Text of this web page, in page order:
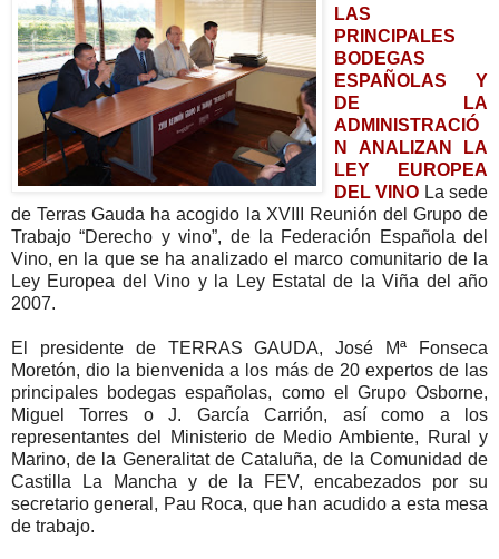
LAS
PRINCIPALES
BODEGAS
ESPAÑOLAS Y
DE LA
ADMINISTRACIÓ
N ANALIZAN LA
LEY EUROPEA
DEL VINO La sede
de Terras Gauda ha acogido la XVIII Reunión del Grupo de
Trabajo “Derecho y vino”, de la Federación Española del
Vino, en la que se ha analizado el marco comunitario de la
Ley Europea del Vino y la Ley Estatal de la Viña del año
2007.
El presidente de TERRAS GAUDA, José Mª Fonseca
Moretón, dio la bienvenida a los más de 20 expertos de las
principales bodegas españolas, como el Grupo Osborne,
Miguel Torres o J. García Carrión, así como a los
representantes del Ministerio de Medio Ambiente, Rural y
Marino, de la Generalitat de Cataluña, de la Comunidad de
Castilla La Mancha y de la FEV, encabezados por su
secretario general, Pau Roca, que han acudido a esta mesa
de trabajo.